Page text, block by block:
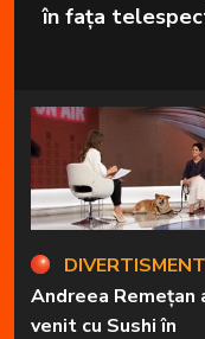
în fața
DIVERTISMENT
Andreea Remețan
venit cu Sushi în